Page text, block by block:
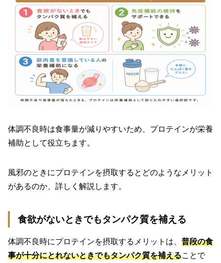
体調不良時は食事量が減りやすいため、プロテインが栄養
補助として役立ちます。
風邪のときにプロテインを摂取するとどのようなメリット
があるのか、詳しく解説します。
食欲がないときでもタンパク質を補える
体調不良時にプロテインを摂取するメリットは、 普段の食
事が十分にとれないときでもタンパク質を補えることで